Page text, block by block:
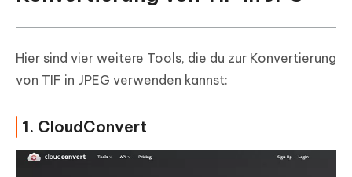
Hier sind vier weitere Tools, die du zur Konvertierung
von TIF in JPEG verwenden kannst:
1. CloudConvert